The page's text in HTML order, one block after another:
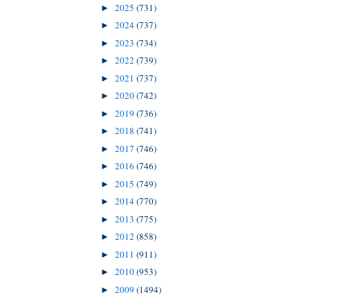
► 2025 (731)
► 2024(737)
► 2023 (734)
► 2022 (739)
► 2021 (737)
► 2020(742)
► 2019 (736)
► 2018 (741)
► 2017 (746)
► 2016 (746)
► 2015 (749)
► 2014(770)
► 2013 (775)
► 2012 (858)
► 2011 (911)
► 2010(953)
► 2009 (1494)